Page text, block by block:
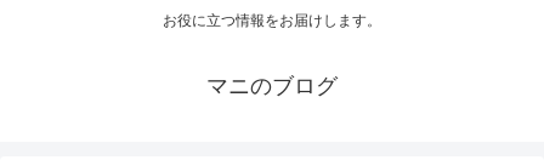
お役に立つ情報をお届けします。
マニのブログ